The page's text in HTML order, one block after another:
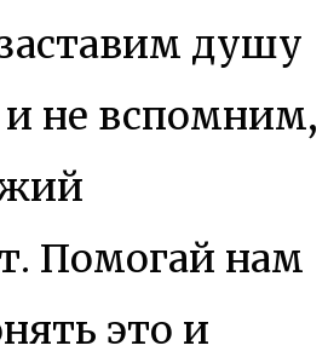
душу
и не вспомним,
Помогай нам
это и